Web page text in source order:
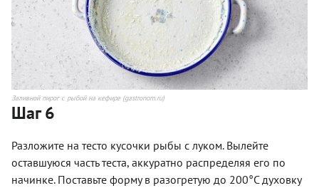
Заливной пирог с рыбой на кефире (gastronom.ru)
Шаг 6
Разложите на тесто кусочки рыбы с луком. Вылейте
оставшуюся часть теста, аккуратно распределяя его по
начинке. Поставьте форму в разогретую до 200°С духовку